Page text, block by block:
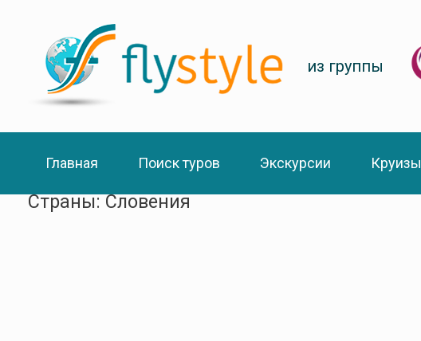
из группы
Главная Поиск туров Экскурсии Круизы
Страны: Словения